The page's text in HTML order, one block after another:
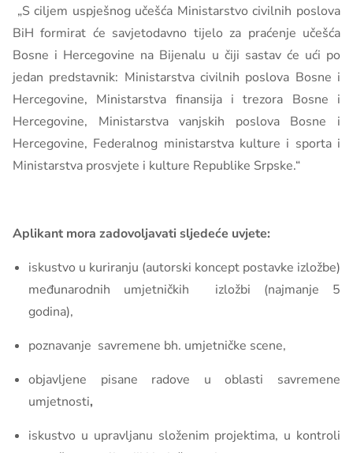
„S ciljem uspješnog učešća Ministarstvo civilnih poslova
BiH formirat će savjetodavno tijelo za praćenje učešća
Bosne i Hercegovine na Bijenalu u čiji sastav će ući po
jedan predstavnik: Ministarstva civilnih poslova Bosne i
Hercegovine, Ministarstva finansija i trezora Bosne i
Hercegovine, Ministarstva vanjskih poslova Bosne i
Hercegovine, Federalnog ministarstva kulture i sporta i
Ministarstva prosvjete i kulture Republike Srpske.“
Aplikant mora zadovoljavati sljedeće uvjete:
iskustvo u kuriranju (autorski koncept postavke izložbe)
međunarodnih umjetničkih izložbi (najmanje 5
godina),
poznavanje savremene bh. umjetničke scene,
objavljene pisane radove u oblasti savremene
umjetnosti,
iskustvo u upravljanu složenim projektima, u kontroli